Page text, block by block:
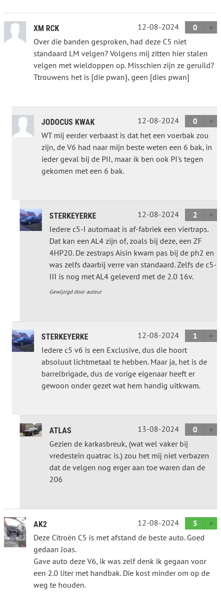
XM RCK 12-08-2024
0
Over die banden gesproken, had deze C5 niet
standaard LM velgen? Volgens mij zitten hier stalen
velgen met wieldoppen op. Misschien zijn ze geruild?
Ttrouwens het is [die pwan}, geen [dies pwan]
JODOCUS KWAK 12-08-2024
0
WT mij eerder verbaast is dat het een voerbak zou
zijn, de V6 had naar mijn beste weten een 6 bak, in
ieder geval bij de PII, maar ik ben ook PI's tegen
gekomen met een 6 bak.
STERKEYERKE 12-08-2024
2
Iedere c5-I automaat is af-fabriek een viertraps.
Dat kan een AL4 zijn of, zoals bij deze, een ZF
4HP20. De zestraps Aisin kwam pas bij de ph2 en
was zelfs daarbij verre van standaard. Zelfs de c5-
III is nog met AL4 geleverd met de 2.0 16v.
Gewijzigd door auteur
STERKEYERKE 12-08-2024
1
Iedere c5 v6 is een Exclusive, dus die hoort
absoluut lichtmetaal te hebben. Maar ja, het is de
barrelbrigade, dus de vorige eigenaar heeft er
gewoon onder gezet wat hem handig uitkwam.
ATLAS 13-08-2024
0
Gezien de karkasbreuk, (wat wel vaker bij
vredestein quatrac is.) zou het mij niet verbazen
dat de velgen nog erger aan toe waren dan de
206
AK2 12-08-2024
5
Deze Citroën C5 is met afstand de beste auto. Goed
gedaan Joas.
Gave auto deze V6, ik was zelf denk ik gegaan voor
een 2.0 liter met handbak. Die kost minder om op de
weg te houden.